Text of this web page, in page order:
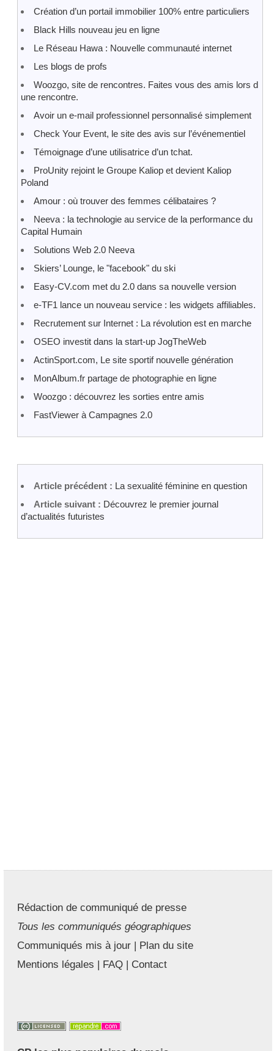
Création d’un portail immobilier 100% entre particuliers
Black Hills nouveau jeu en ligne
Le Réseau Hawa : Nouvelle communauté internet
Les blogs de profs
Woozgo, site de rencontres. Faites vous des amis lors d
une rencontre.
Avoir un e-mail professionnel personnalisé simplement
Check Your Event, le site des avis sur l’événementiel
Témoignage d’une utilisatrice d’un tchat.
ProUnity rejoint le Groupe Kaliop et devient Kaliop
Poland
Amour : où trouver des femmes célibataires ?
Neeva : la technologie au service de la performance du
Capital Humain
Solutions Web 2.0 Neeva
Skiers’ Lounge, le "facebook" du ski
Easy-CV.com met du 2.0 dans sa nouvelle version
e-TF1 lance un nouveau service : les widgets affiliables.
Recrutement sur Internet : La révolution est en marche
OSEO investit dans la start-up JogTheWeb
ActinSport.com, Le site sportif nouvelle génération
MonAlbum.fr partage de photographie en ligne
Woozgo : découvrez les sorties entre amis
FastViewer à Campagnes 2.0
Article précédent : La sexualité féminine en question
Article suivant : Découvrez le premier journal
d’actualités futuristes
Rédaction de communiqué de presse
Tous les communiqués géographiques
Communiqués mis à jour | Plan du site
Mentions légales | FAQ | Contact